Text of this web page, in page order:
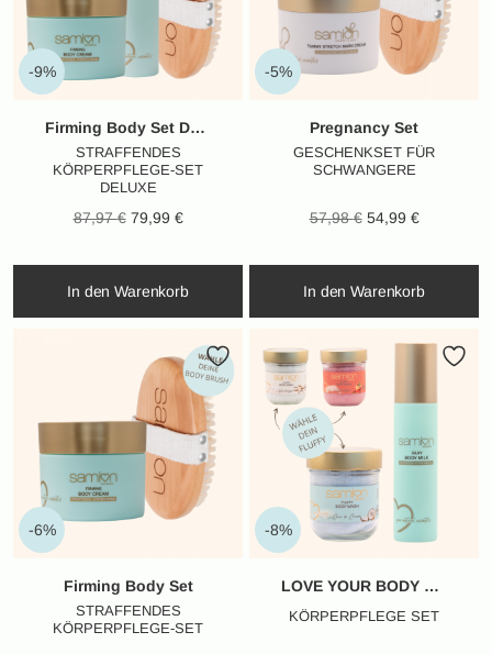
-9%
Firming Body Set Deluxe
STRAFFENDES
KÖRPERPFLEGE-SET
DELUXE
87,97€ Ursprünglicher
79,99 €Aktueller
In den Warenkorb
-5%
Pregnancy Set
GESCHENKSET FÜR
SCHWANGERE
57,98€ Ursprünglicher
54,99 €Aktueller
In den Warenkorb
-6%
Firming Body Set
STRAFFENDES
KÖRPERPFLEGE-SET
-8%
LOVE YOUR BODY SET
KÖRPERPFLEGE SET